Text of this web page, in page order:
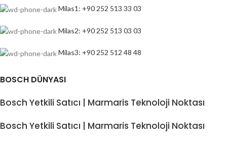
Milas1: +90 252 513 33 03
Milas2: +90 252 513 03 03
Milas3: +90 252 512 48 48
BOSCH DÜNYASI
Bosch Yetkili Satıcı | Marmaris Teknoloji Noktası
Bosch Yetkili Satıcı | Marmaris Teknoloji Noktası